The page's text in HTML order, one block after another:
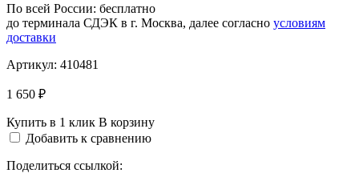
По всей России: бесплатно
до терминала СДЭК в г. Москва, далее согласно условиям
доставки
Артикул: 410481
1 650 ₽
Купить в 1 клик В корзину
Добавить к сравнению
Поделиться ссылкой: